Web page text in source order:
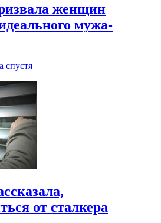
женщин
мужа-
спустя
от сталкера